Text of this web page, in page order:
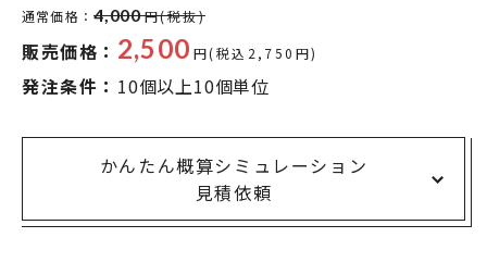
通常価格： 4,000円(税抜)
販売価格： 2,500 円(税込2,750円)
発注条件： 10個以上10個単位
かんたん概算シミュレーション
見積依頼